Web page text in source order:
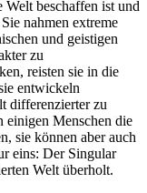
beschaffen ist und
nahmen extreme
und geistigen
zu
reisten sie in die
entwickeln
differenzierter zu
einigen Menschen die
sie können aber auch
eins: Der Singular
Welt überholt.